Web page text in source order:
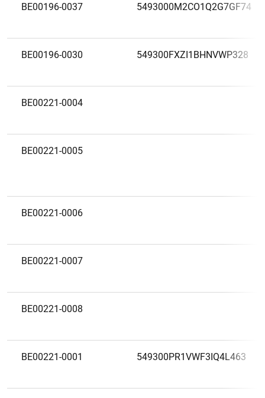
BE00196-0037 5493000M2CO1Q2G7GF74
BE00196-0030 549300FXZI1BHNVWP328
BE00221-0004
BE00221-0005
BE00221-0006
BE00221-0007
BE00221-0008
BE00221-0001 549300PR1VWF3IQ4L463